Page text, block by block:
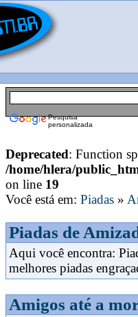
Pesquisa
personalizada
Deprecated: Function
/home/hlera/
on line 19
Você está em: Piadas »
Piadas de
Aqui você encontra:
melhores piadas
Amigos até a